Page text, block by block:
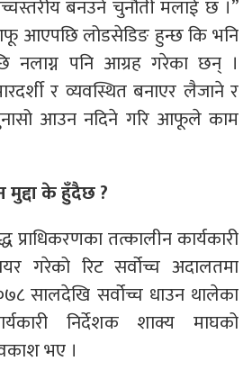
बनउने चुनौती मलाई छ ।”
आएपछि लोडसेडिङ हुन्छ कि भनि
नलाग्न पनि आग्रह गरेका छन् ।
र व्यवस्थित बनाएर लैजाने र
आउन नदिने गरि आफूले काम
मुद्दा के हुँदैछ ?
तत्कालीन कार्यकारी
गरेको रिट सर्वोच्च अदालतमा
सालदेखि सर्वोच्च धाउन थालेका
निर्देशक शाक्य माघको
भए ।